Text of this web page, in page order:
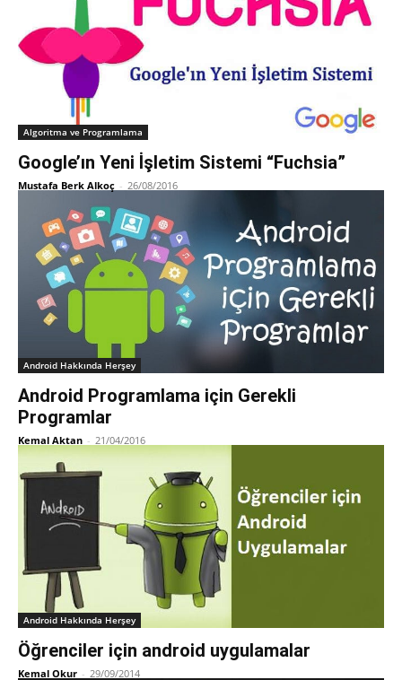
Algoritma ve Programlama
Google’ın Yeni İşletim Sistemi “Fuchsia”
Mustafa Berk Alkoç - 26/08/2016
Android Hakkında Herşey
Android Programlama için Gerekli
Programlar
Kemal Aktan - 21/04/2016
Android Hakkında Herşey
Öğrenciler için android uygulamalar
Kemal Okur - 29/09/2014